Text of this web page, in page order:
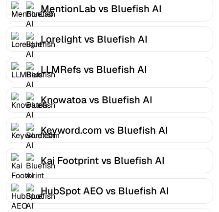
MentionLab vs Bluefish AI
Lorelight vs Bluefish AI
LLMRefs vs Bluefish AI
Knowatoa vs Bluefish AI
Keyword.com vs Bluefish AI
Kai Footprint vs Bluefish AI
HubSpot AEO vs Bluefish AI